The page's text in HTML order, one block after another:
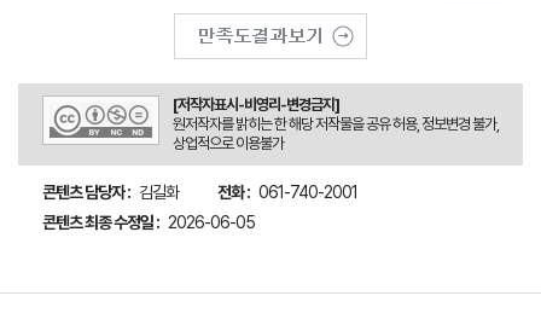
[저작자표시-비영리-변경금지]
원저작자를 밝히는 한 해당 저작물을 공유 허용, 정보변경 불가,
상업적으로 이용불가
콘텐츠 담당자 : 김길화 전화 : 061-740-2001
콘텐츠 최종 수정일 : 2026-06-05